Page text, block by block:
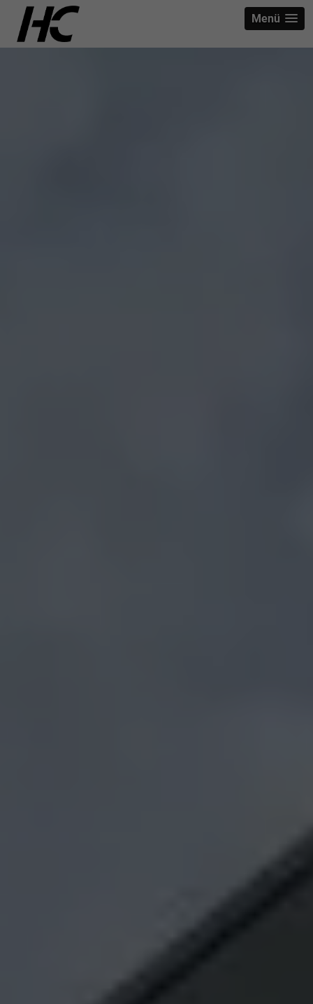
strict-origin-when-cross-origin
Menü